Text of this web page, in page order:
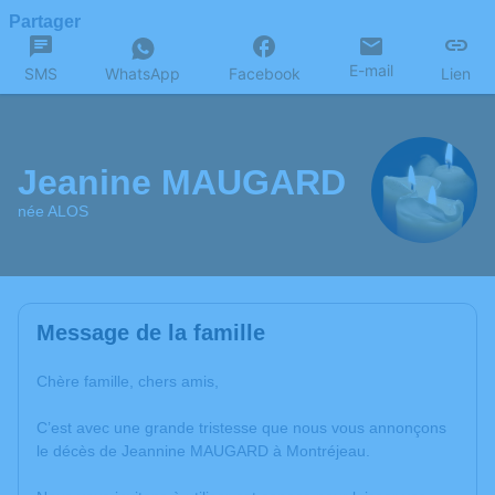
Partager
SMS WhatsApp Facebook E-mail Lien
Jeanine MAUGARD
née ALOS
Message de la famille
Chère famille, chers amis,
C’est avec une grande tristesse que nous vous annonçons
le décès de Jeannine MAUGARD à Montréjeau.